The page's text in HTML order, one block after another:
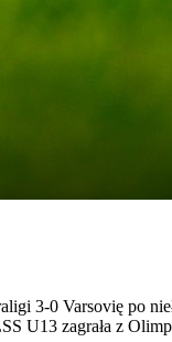
3-0 Varsovię po
U13 zagrała z